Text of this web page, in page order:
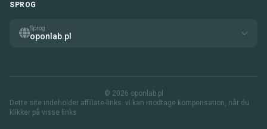
SPROG
Sprog
oponlab.pl
© 2026 oponlab.pl
Dette site indeholder affiliate-links. vi kan modtage kompensation, når du
klikker på visse links.